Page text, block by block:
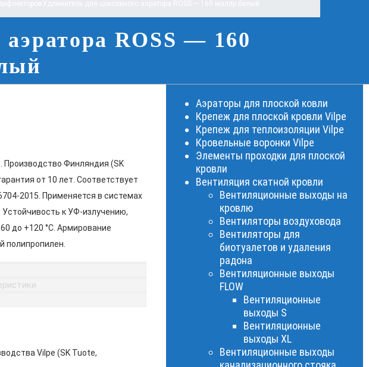
ROSS — 160
Производство Финляндия (SK
от 10 лет. Соответствует
2015. Применяется в системах
Устойчивость к УФ-излучению,
до +120 °C. Армирование
полипропилен.
Vilpe (SK Tuote,
Аэраторы для плоской ковли
Крепеж для плоской кровли Vilpe
Крепеж для теплоизоляции Vilpe
Кровельные воронки Vilpe
Элементы проходки для плоской
кровли
Вентиляция скатной кровли
Вентиляционные выходы на
кровлю
Вентиляторы воздуховода
Вентиляторы для
биотуалетов и удаления
радона
Вентиляционные выходы
FLOW
Вентиляционные
выходы S
Вентиляционные
выходы XL
Вентиляционные выходы